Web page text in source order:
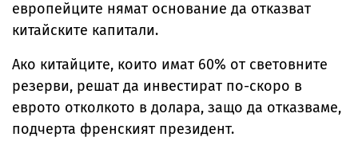
европейците нямат основание да отказват
китайските капитали.
Ако китайците, които имат 60% от световните
резерви, решат да инвестират по-скоро в
еврото отколкото в долара, защо да отказваме,
подчерта френският президент.